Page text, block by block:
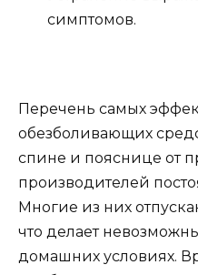
симптомов.
Перечень самых
обезболивающих
спине и пояснице от
производителей
Многие из них
что делает
домашних условиях.